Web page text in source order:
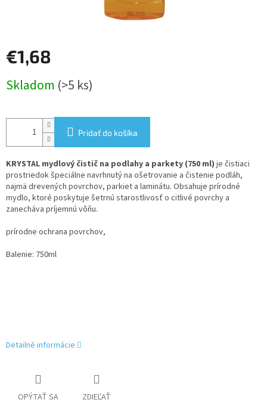
€1,68
cena:
Skladom (>5 ks)
Pridať do košíka
KRYSTAL mydlový čistič na podlahy a parkety (750 ml) je čistiaci
prostriedok špeciálne navrhnutý na ošetrovanie a čistenie podláh,
najmä drevených povrchov, parkiet a laminátu. Obsahuje prírodné
mydlo, ktoré poskytuje šetrnú starostlivosť o citlivé povrchy a
zanecháva príjemnú vôňu.
prírodne ochrana povrchov,
Balenie: 750ml
Detailné informácie
OPÝTAŤ SA ZDIEĽAŤ